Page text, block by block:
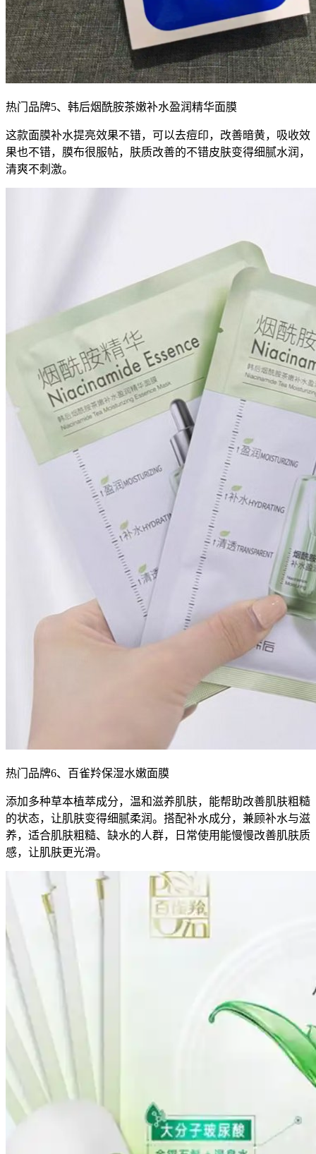
热门品牌5、韩后烟酰胺茶嫩补水盈润精华面膜
这款面膜补水提亮效果不错，可以去痘印，改善暗黄，吸收效
果也不错，膜布很服帖，肤质改善的不错皮肤变得细腻水润，
清爽不刺激。
热门品牌6、百雀羚保湿水嫩面膜
添加多种草本植萃成分，温和滋养肌肤，能帮助改善肌肤粗糙
的状态，让肌肤变得细腻柔润。搭配补水成分，兼顾补水与滋
养，适合肌肤粗糙、缺水的人群，日常使用能慢慢改善肌肤质
感，让肌肤更光滑。